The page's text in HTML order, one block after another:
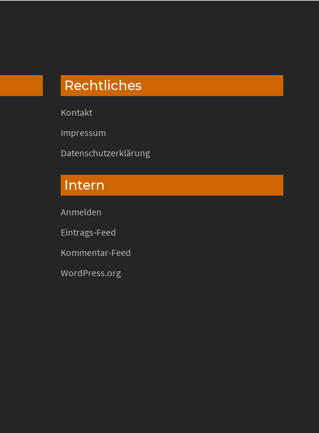
Rechtliches
Kontakt
Impressum
Datenschutzerklärung
Intern
Anmelden
Eintrags-Feed
Kommentar-Feed
WordPress.org